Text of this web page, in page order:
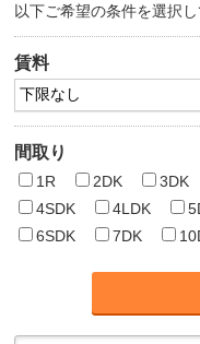
以下ご希望の条件を選択
賃料
間取り
1R 2DK 3DK
4SDK
4LDK
6SDK
7DK